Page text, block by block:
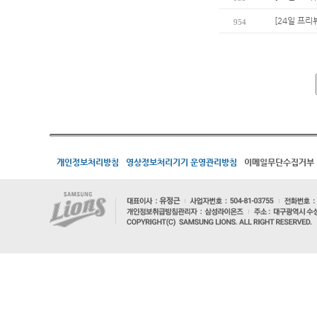
954 [24일 프리
개인정보처리방침 영상정보처리기기 운영관리방침 이메일무단수집거부